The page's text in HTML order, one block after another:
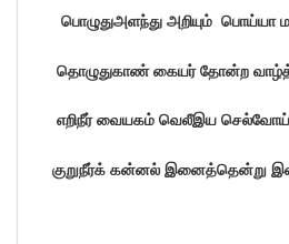
பொழுதுஅளந்து அறியும் பொய்யா
தொழுதுகாண் கையர் தோன்ற
எறிநீர் வையகம் வெலீஇய
குறுநீர்க் கன்னல் இனைத்தென்று